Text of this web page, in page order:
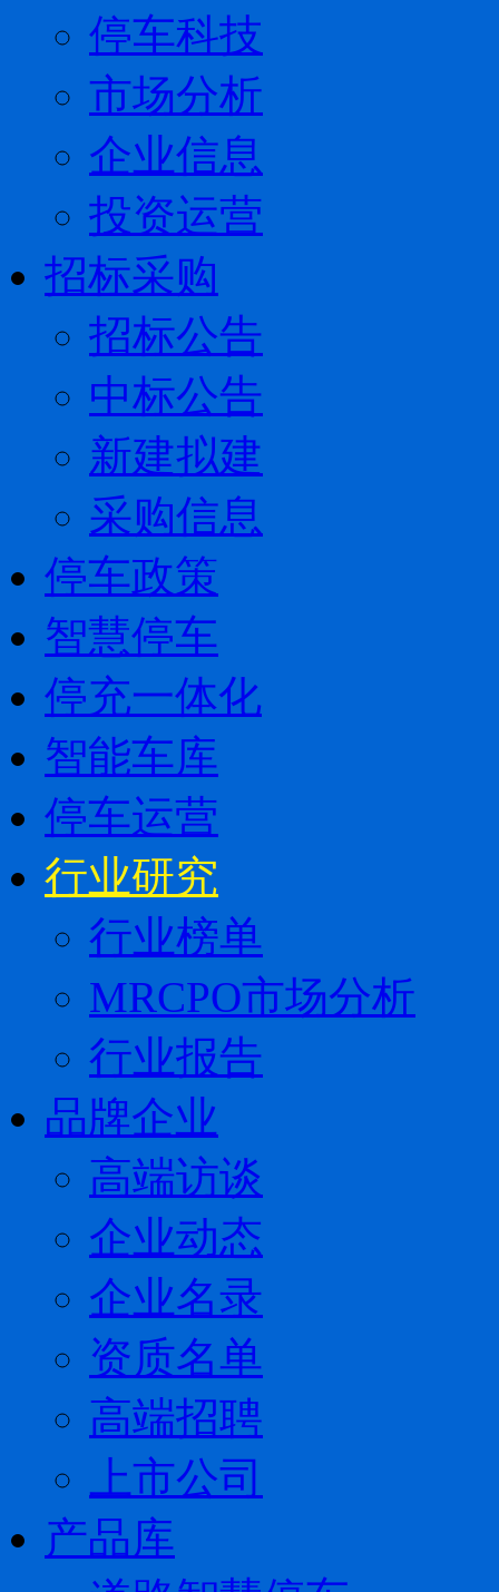
停车科技
市场分析
企业信息
投资运营
招标采购
招标公告
中标公告
新建拟建
采购信息
停车政策
智慧停车
停充一体化
智能车库
停车运营
行业研究
行业榜单
MRCPO市场分析
行业报告
品牌企业
高端访谈
企业动态
企业名录
资质名单
高端招聘
上市公司
产品库